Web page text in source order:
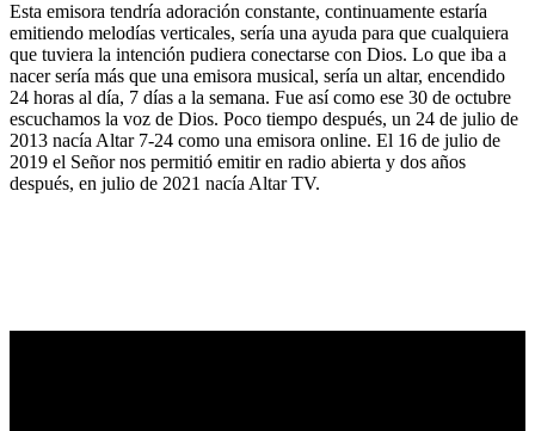
Esta emisora tendría adoración constante, continuamente estaría
emitiendo melodías verticales, sería una ayuda para que cualquiera
que tuviera la intención pudiera conectarse con Dios. Lo que iba a
nacer sería más que una emisora musical, sería un altar, encendido
24 horas al día, 7 días a la semana. Fue así como ese 30 de octubre
escuchamos la voz de Dios. Poco tiempo después, un 24 de julio de
2013 nacía Altar 7-24 como una emisora online. El 16 de julio de
2019 el Señor nos permitió emitir en radio abierta y dos años
después, en julio de 2021 nacía Altar TV.